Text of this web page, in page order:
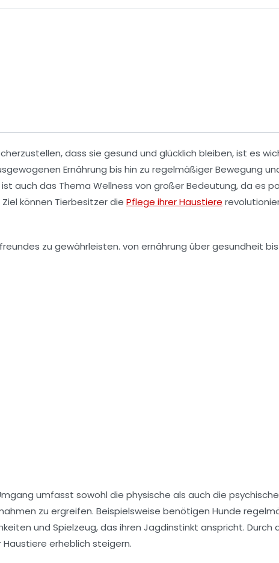
dass sie gesund und glücklich bleiben, ist es
Ernährung bis hin zu regelmäßiger Bewegung
auch das Thema Wellness von großer Bedeutung, da es
können Tierbesitzer die Pflege ihrer Haustiere
umfasst sowohl die physische als auch die psychische
zu ergreifen. Beispielsweise benötigen Hunde
und Spielzeug, das ihren Jagdinstinkt anspricht. Durch
Haustiere erheblich steigern.